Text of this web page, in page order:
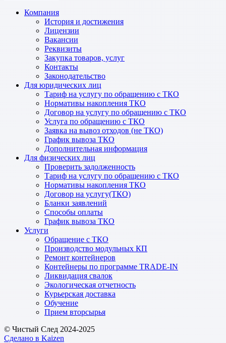
Компания
История и достижения
Лицензии
Вакансии
Реквизиты
Закупка товаров, услуг
Контакты
Законодательство
Для юридических лиц
Тариф на услугу по обращению с ТКО
Нормативы накопления ТКО
Договор на услугу по обращению с ТКО
Услуга по обращению с ТКО
Заявка на вывоз отходов (не ТКО)
График вывоза ТКО
Дополнительная информация
Для физических лиц
Проверить задолженность
Тариф на услугу по обращению с ТКО
Нормативы накопления ТКО
Договор на услугу(ТКО)
Бланки заявлений
Способы оплаты
График вывоза ТКО
Услуги
Обращение с ТКО
Производство модульных КП
Ремонт контейнеров
Контейнеры по программе TRADE-IN
Ликвидация свалок
Экологическая отчетность
Курьерская доставка
Обучение
Прием вторсырья
© Чистый След 2024-2025
Сделано в Kaizen